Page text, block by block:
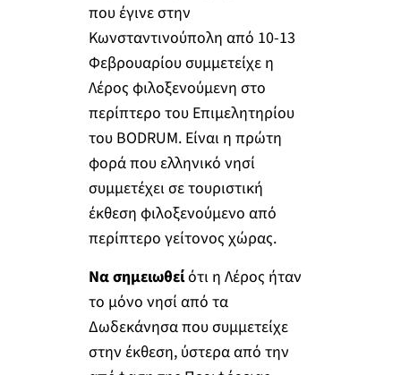
που έγινε στην
Κωνσταντινούπολη από 10-13
Φεβρουαρίου συμμετείχε η
Λέρος φιλοξενoύμενη στο
περίπτερο του Επιμελητηρίου
του BODRUM. Είναι η πρώτη
φορά που ελληνικό νησί
συμμετέχει σε τουριστική
έκθεση φιλοξενούμενο από
περίπτερο γείτονος χώρας.
Να σημειωθείότι η Λέρος ήταν
το μόνο νησί από τα
Δωδεκάνησα που συμμετείχε
στην έκθεση, ύστερα από την